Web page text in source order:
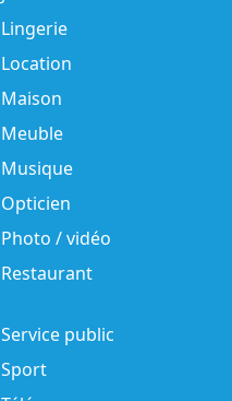
Lingerie
Location
Maison
Meuble
Musique
Opticien
Photo / vidéo
Restaurant
Service public
Sport